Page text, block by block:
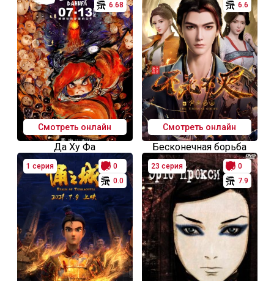
6.68
Смотреть онлайн
Да Ху Фа
6.6
Смотреть онлайн
Бесконечная борьба
1 серия
0
0.0
23 серия
0
7.9